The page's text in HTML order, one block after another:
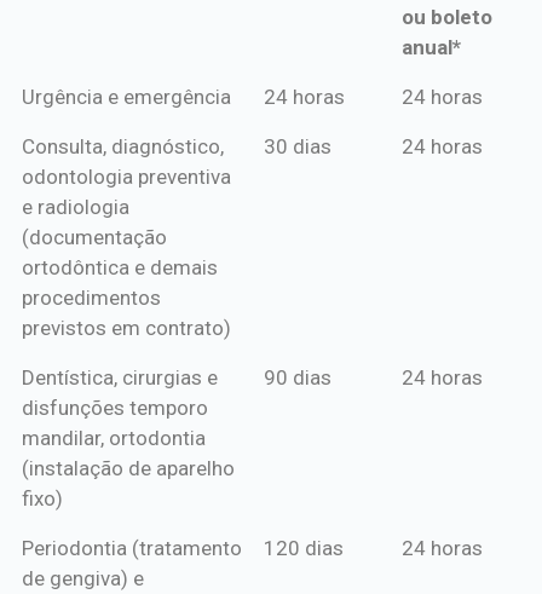
ou boleto
anual*
*Procedimentos Amil
*Pagamento
mensal*
*Pagamento
de crédito
Urgência e emergência 24 horas 24 horas
Consulta, diagnóstico,
odontologia preventiva
e radiologia
(documentação
ortodôntica e demais
procedimentos
previstos em contrato)
30 dias 24 horas
Dentística, cirurgias e
disfunções temporo
mandilar, ortodontia
(instalação de aparelho
fixo)
90 dias 24 horas
Periodontia (tratamento
de gengiva) e
120 dias 24 horas